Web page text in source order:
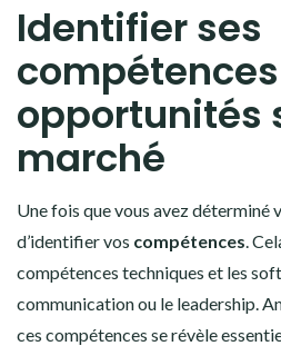
Identifier ses
opportunités
marché
Une fois que vous avez déterminé
d’identifier vos compétences.
compétences techniques et les
communication ou le leadership.
ces compétences se révèle